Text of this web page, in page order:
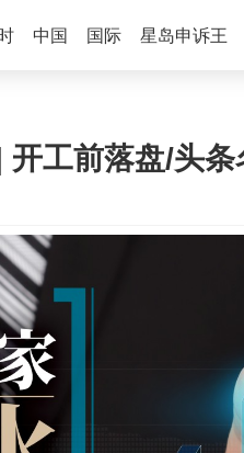
中国 国际 星岛申诉王
工前落盘/头